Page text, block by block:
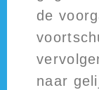
de
naar